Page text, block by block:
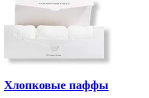
Хлопковые паффы